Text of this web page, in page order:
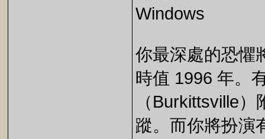
Windows
你最深處的恐懼
時值 1996 年。
（Burkittsville
蹤。而你將扮演